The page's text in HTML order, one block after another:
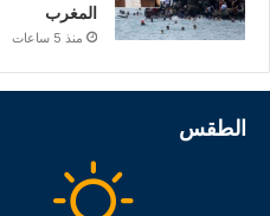
المغرب
منذ 5 ساعات
الطقس